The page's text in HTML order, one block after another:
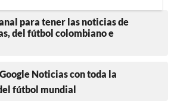
para tener las noticias de
del fútbol colombiano e
Noticias con toda la
fútbol mundial